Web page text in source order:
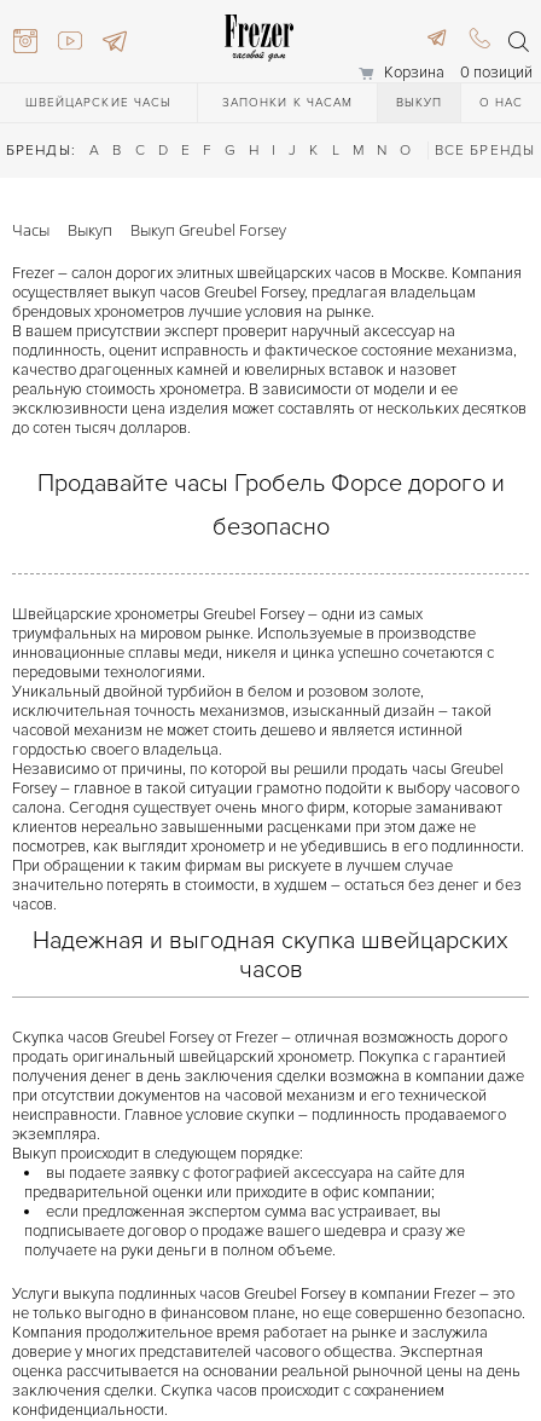
Корзина 0 позиций
ШВЕЙЦАРСКИЕ ЧАСЫ ЗАПОНКИ К ЧАСАМ ВЫКУП О НАС
БРЕНДЫ: A B C D E F G H I J K L M N O Q R S T
ВСЕ БРЕНДЫ
3748
3748
Часы Выкуп Выкуп Greubel Forsey
Frezer – салон дорогих элитных швейцарских часов в Москве. Компания
осуществляет выкуп часов Greubel Forsey, предлагая владельцам
брендовых хронометров лучшие условия на рынке.
В вашем присутствии эксперт проверит наручный аксессуар на
подлинность, оценит исправность и фактическое состояние механизма,
качество драгоценных камней и ювелирных вставок и назовет
реальную стоимость хронометра. В зависимости от модели и ее
эксклюзивности цена изделия может составлять от нескольких десятков
до сотен тысяч долларов.
Продавайте часы Гробель Форсе дорого и
безопасно
Швейцарские хронометры Greubel Forsey – одни из самых
триумфальных на мировом рынке. Используемые в производстве
инновационные сплавы меди, никеля и цинка успешно сочетаются с
передовыми технологиями.
Уникальный двойной турбийон в белом и розовом золоте,
исключительная точность механизмов, изысканный дизайн – такой
часовой механизм не может стоить дешево и является истинной
гордостью своего владельца.
Независимо от причины, по которой вы решили продать часы Greubel
Forsey – главное в такой ситуации грамотно подойти к выбору часового
салона. Сегодня существует очень много фирм, которые заманивают
клиентов нереально завышенными расценками при этом даже не
посмотрев, как выглядит хронометр и не убедившись в его подлинности.
При обращении к таким фирмам вы рискуете в лучшем случае
значительно потерять в стоимости, в худшем – остаться без денег и без
часов.
Надежная и выгодная скупка швейцарских
часов
Скупка часов Greubel Forsey от Frezer – отличная возможность дорого
продать оригинальный швейцарский хронометр. Покупка с гарантией
получения денег в день заключения сделки возможна в компании даже
при отсутствии документов на часовой механизм и его технической
неисправности. Главное условие скупки – подлинность продаваемого
экземпляра.
Выкуп происходит в следующем порядке:
вы подаете заявку с фотографией аксессуара на сайте для
предварительной оценки или приходите в офис компании;
если предложенная экспертом сумма вас устраивает, вы
подписываете договор о продаже вашего шедевра и сразу же
получаете на руки деньги в полном объеме.
Услуги выкупа подлинных часов Greubel Forsey в компании Frezer – это
не только выгодно в финансовом плане, но еще совершенно безопасно.
Компания продолжительное время работает на рынке и заслужила
доверие у многих представителей часового общества. Экспертная
оценка рассчитывается на основании реальной рыночной цены на день
заключения сделки. Скупка часов происходит с сохранением
конфиденциальности.